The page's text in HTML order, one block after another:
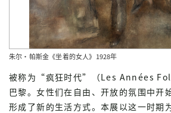
朱尔·帕斯金《坐着的女人》1928年
被称为“疯狂时代”（Les Années
巴黎。女性们在自由、开放的氛围中开
形成了新的生活方式。本展以这一时期